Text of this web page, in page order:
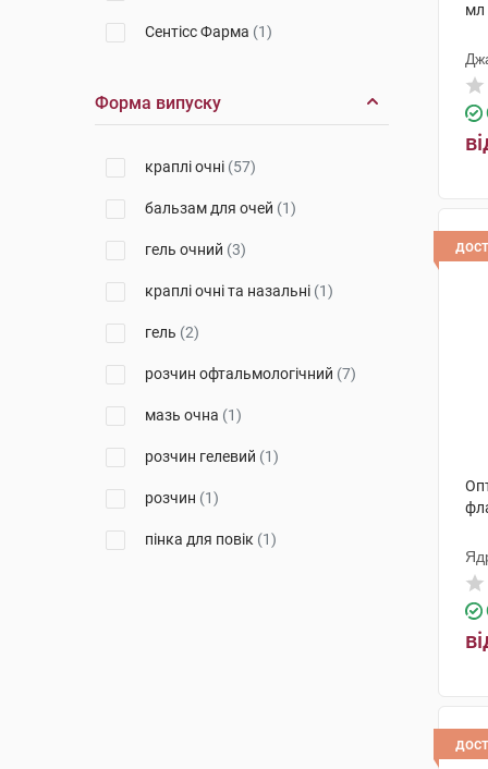
Сентісс Фарма (1)
Уорлд Медицин Ілач Сан. Ве
Варшавський ФЗ Польфа
Алкон Лабораторіс(7)
АРІСТО ФАРМА ГМБХ
Форма випуску
краплі очні (57)
бальзам для очей (1)
гель очний (3)
краплі очні та назальні (1)
гель (2)
розчин офтальмологічний (7)
мазь очна (1)
розчин гелевий (1)
розчин (1)
пінка для повік (1)
мл